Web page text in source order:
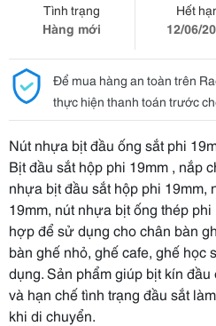
Tình trạng
Hàng mới
Hết
12/06/
Để mua hàng an toàn trên
thực hiện thanh toán trước
Nút nhựa bịt đầu ống sắt phi
Bịt đầu sắt hộp phi 19mm , nắp
nhựa bịt đầu sắt hộp phi 19mm,
19mm, nút nhựa bịt ống thép
hợp để sử dụng cho chân bàn
bàn ghế nhỏ, ghế cafe, ghế học
dụng. Sản phẩm giúp bịt kín
và hạn chế tình trạng đầu sắt
khi di chuyển.